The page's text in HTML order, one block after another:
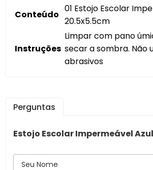
Conteúdo
01 Estojo Escolar
20.5x5.5cm
Instruções
Limpar com pano
secar a sombra. Não
abrasivos
Perguntas
Estojo Escolar Impermeável